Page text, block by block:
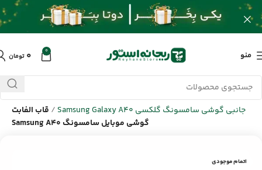
منو 0 ۰ تومان
خانه/محصولات/لوازم جانبی گوشی سامسونگ Samsung /لوازم
جانبی گوشی سامسونگ گلکسی Samsung Galaxy A40
/ قاب الفابت
گوشی موبایل سامسونگ Samsung A40
اتمام موجودی